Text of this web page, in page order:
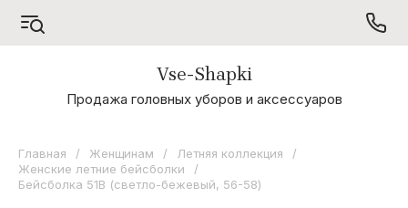
А - Я
Odyssey
Коллекция
Vse-Shapki
Продажа головных уборов и аксессуаров
Главная / Женщинам / Летняя коллекция
/
Женские летние бейсболки
/
Бейсболка 51B (светло-бежевый, 56-58)